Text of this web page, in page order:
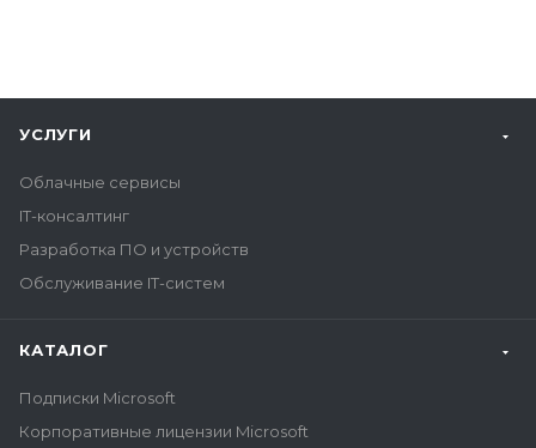
УСЛУГИ
Облачные сервисы
IT-консалтинг
Разработка ПО и устройств
Обслуживание IT-систем
КАТАЛОГ
Подписки Microsoft
Корпоративные лицензии Microsoft